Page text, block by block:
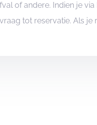
of andere. Indien je
tot reservatie. Als